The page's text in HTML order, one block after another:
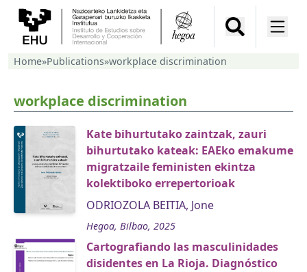
Home»Publications»workplace discrimination
workplace discrimination
Kate bihurtutako zaintzak, zauri
bihurtutako kateak: EAEko emakume
migratzaile feministen ekintza
kolektiboko errepertorioak
ODRIOZOLA BEITIA, Jone
Hegoa, Bilbao, 2025
Cartografiando las masculinidades
disidentes en La Rioja. Diagnóstico